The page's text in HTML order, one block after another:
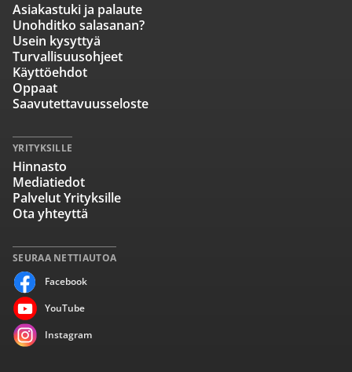
SEURAA NETTIAUTOA
Facebook
YouTube
Instagram
Asiakastuki ja palaute
Unohditko salasanan?
Usein kysyttyä
Turvallisuusohjeet
Käyttöehdot
Oppaat
Saavutettavuusseloste
YRITYKSILLE
Hinnasto
Mediatiedot
Palvelut Yrityksille
Ota yhteyttä